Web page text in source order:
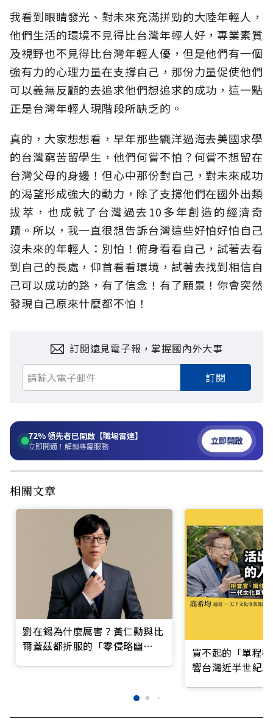
我看到眼睛發光、對未來充滿拼勁的大陸年輕人，
他們生活的環境不見得比台灣年輕人好，專業素質
及視野也不見得比台灣年輕人優，但是他們有一個
強有力的心理力量在支撐自己，那份力量促使他們
可以義無反顧的去追求他們想追求的成功，這一點
正是台灣年輕人現階段所缺乏的。
真的，大家想想看，早年那些飄洋過海去美國求學
的台灣窮苦留學生，他們何嘗不怕？何嘗不想留在
台灣父母的身邊！但心中那份對自己，對未來成功
的渴望形成強大的動力，除了支撐他們在國外出類
拔萃，也成就了台灣過去10多年創造的經濟奇
蹟。所以，我一直很想告訴台灣這些好怕好怕自己
沒未來的年輕人：別怕！俯身看看自己，試著去看
到自己的長處，仰首看看環境，試著去找到相信自
己可以成功的路，有了信念！有了願景！你會突然
發現自己原來什麼都不怕！
訂閱遠見電子報，掌握國內外大事
訂閱
72%領先者已開啟【職場雷達】
立即開通！解鎖專屬服務 立即開啟
相關文章
劉在錫為什麼厲害？黃仁勳與比
爾蓋茲都折服的「零侵略幽
買不起的「單程
響台灣近半世紀